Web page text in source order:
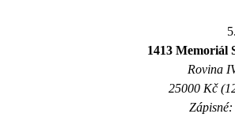
1413 Memoriál
Rovina
25000 Kč